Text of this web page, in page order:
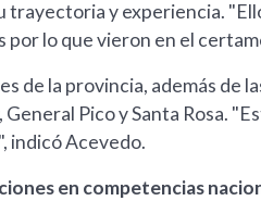
trayectoria y experiencia.
lo que vieron en el
de la provincia, además de
Pico y Santa Rosa.
indicó Acevedo.
en competencias